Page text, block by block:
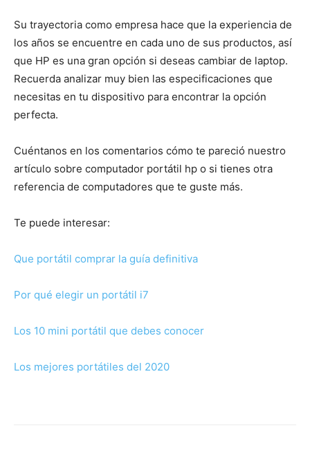
Su trayectoria como empresa hace que la experiencia de
los años se encuentre en cada uno de sus productos, así
que HP es una gran opción si deseas cambiar de laptop.
Recuerda analizar muy bien las especificaciones que
necesitas en tu dispositivo para encontrar la opción
perfecta.
Cuéntanos en los comentarios cómo te pareció nuestro
artículo sobre computador portátil hp o si tienes otra
referencia de computadores que te guste más.
Te puede interesar:
Que portátil comprar la guía definitiva
Por qué elegir un portátil i7
Los 10 mini portátil que debes conocer
Los mejores portátiles del 2020